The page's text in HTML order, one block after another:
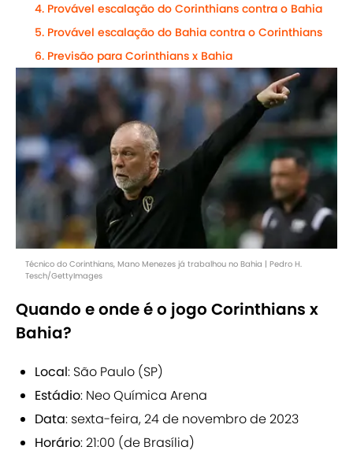
Provável escalação do Corinthians contra o Bahia
Provável escalação do Bahia contra o Corinthians
Previsão para Corinthians x Bahia
Técnico do Corinthians, Mano Menezes já trabalhou no Bahia | Pedro H.
Tesch/GettyImages
Quando e onde é o jogo Corinthians x
Bahia?
Local: São Paulo (SP)
Estádio: Neo Química Arena
Data: sexta-feira, 24 de novembro de 2023
Horário: 21:00 (de Brasília)